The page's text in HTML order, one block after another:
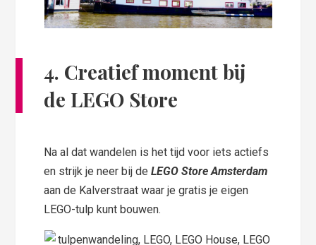
4. Creatief moment bij
de LEGO Store
Na al dat wandelen is het tijd voor iets actiefs
en strijk je neer bij deLEGO Store Amsterdam
aan de Kalverstraat waar je gratis je eigen
LEGO-tulp kunt bouwen.